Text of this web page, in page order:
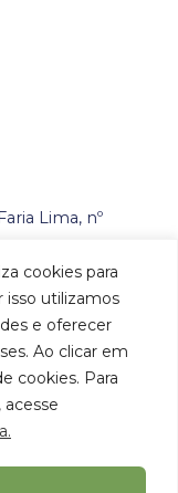
cookies para
isso utilizamos
e oferecer
Ao clicar em
cookies. Para
Lima, nº